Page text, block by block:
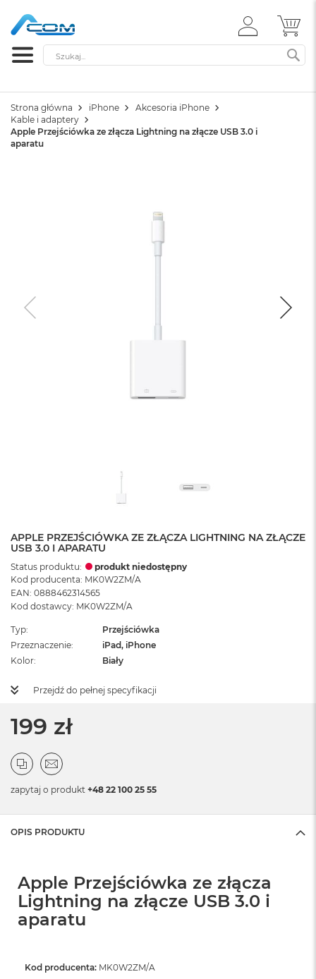
ZALOGUJ
SIĘ
Szukaj
Strona główna iPhone
Akcesoria iPhone
Kable i adaptery
Apple Przejściówka ze złącza Lightning na złącze USB 3.0 i
aparatu
APPLE PRZEJŚCIÓWKA ZE ZŁĄCZA LIGHTNING NA ZŁĄCZE
USB 3.0 I APARATU
Status produktu:
produkt niedostępny
Kod producenta: MK0W2ZM/A
EAN: 0888462314565
Kod dostawcy: MK0W2ZM/A
Typ
Przejściówka
Przeznaczenie
iPad, iPhone
Kolor
Biały
Przejdź do pełnej specyfikacji
199 zł
zapytaj o produkt +48 22 100 25 55
OPIS PRODUKTU
Apple Przejściówka ze złącza
Lightning na złącze USB 3.0 i
aparatu
Kod producenta: MK0W2ZM/A